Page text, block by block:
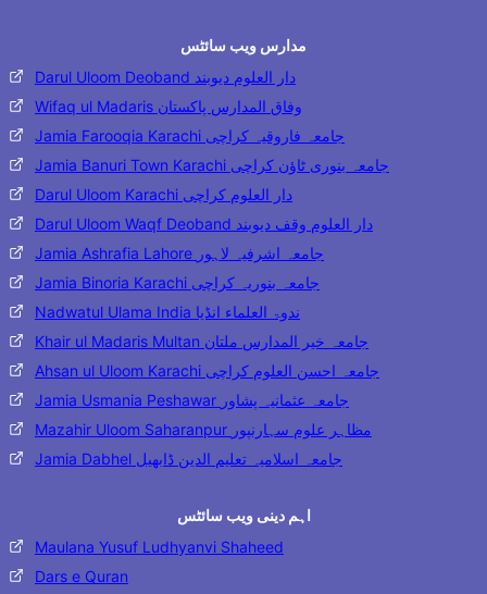
مدارس ویب سائٹس
Darul Uloom Deoband دار العلوم دیوبند
Wifaq ul Madaris وفاق المدارس پاکستان
Jamia Farooqia Karachi جامعہ فاروقیہ کراچی
Jamia Banuri Town Karachi جامعہ بنوری ٹاؤن کراچی
Darul Uloom Karachi دار العلوم کراچی
Darul Uloom Waqf Deoband دار العلوم وقف دیوبند
Jamia Ashrafia Lahore جامعہ اشرفیہ لاہور
Jamia Binoria Karachi جامعہ بنوریہ کراچی
Nadwatul Ulama India ندوۃ العلماء انڈیا
Khair ul Madaris Multan جامعہ خیر المدارس ملتان
Ahsan ul Uloom Karachi جامعہ احسن العلوم کراچی
Jamia Usmania Peshawar جامعہ عثمانیہ پشاور
Mazahir Uloom Saharanpur مظاہر علوم سہارنپور
Jamia Dabhel جامعہ اسلامیہ تعلیم الدین ڈابھیل
اہم دینی ویب سائٹس
Maulana Yusuf Ludhyanvi Shaheed
Dars e Quran